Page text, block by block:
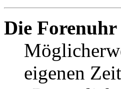
Die Forenuhr
eigenen